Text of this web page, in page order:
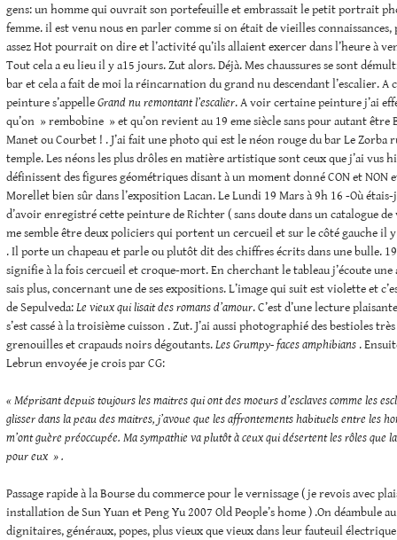
gens: un homme qui ouvrait son portefeuille et embrassait le petit portrait
femme. il est venu nous en parler comme si on était de vieilles
assez Hot pourrait on dire et l’activité qu’ils allaient exercer dans l’heure à
Tout cela a eu lieu il y a15 jours. Zut alors. Déjà. Mes chaussures se sont
bar et cela a fait de moi la réincarnation du grand nu descendant l’escalier. A
peinture s’appelleGrand nu remontant l’escalier. A voir certaine peinture j’ai
qu’on » rembobine » et qu’on revient au 19 eme siècle sans pour autant être
Manet ou Courbet ! . J’ai fait une photo qui est le néon rouge du bar Le Zorba
temple. Les néons les plus drôles en matière artistique sont ceux que j’ai vus
définissent des figures géométriques disant à un moment donné CON et NON
Morellet bien sûr dans l’exposition Lacan. Le Lundi 19 Mars à 9h 16 -Où étais-
d’avoir enregistré cette peinture de Richter ( sans doute dans un catalogue
me semble être deux policiers qui portent un cercueil et sur le côté gauche il
. Il porte un chapeau et parle ou plutôt dit des chiffres écrits dans une bulle.
signifie à la fois cercueil et croque-mort. En cherchant le tableau j’écoute
sais plus, concernant une de ses expositions. L’image qui suit est violette et
de Sepulveda:Le vieux qui lisait des romans d’amour. C’est d’une lecture
s’est cassé à la troisième cuisson . Zut. J’ai aussi photographié des bestioles
grenouilles et crapauds noirs dégoutants.Les Grumpy- faces amphibians .
Lebrun envoyée je crois par CG:
« Méprisant depuis toujours les maitres qui ont des moeurs d’esclaves comme les
glisser dans la peau des maitres, j’avoue que les affrontements habituels entre les
m’ont guère préoccupée. Ma sympathie va plutôt à ceux qui désertent les rôles que
pour eux » .
Passage rapide à la Bourse du commerce pour le vernissage ( je revois avec
installation de Sun Yuan et Peng Yu 2007 Old People’s home ) .On déambule
dignitaires, généraux, popes, plus vieux que vieux dans leur fauteuil